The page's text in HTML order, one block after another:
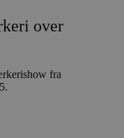
over
fra